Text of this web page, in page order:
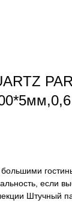
большими
если
Штучный